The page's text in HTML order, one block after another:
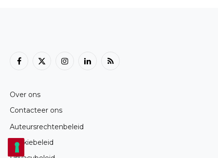
Facebook
X
InstagramLinkedInRSS
Over ons
Contacteer ons
Auteursrechtenbeleid
Cookiebeleid